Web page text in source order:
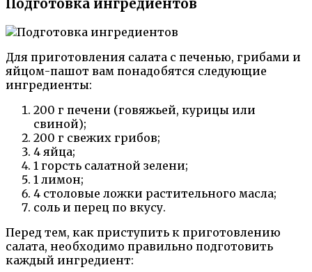
Подготовка ингредиентов
Для приготовления салата с печенью, грибами и
яйцом-пашот вам понадобятся следующие
ингредиенты:
200 г печени (говяжьей, курицы или
свиной);
200 г свежих грибов;
4 яйца;
1 горсть салатной зелени;
1 лимон;
4 столовые ложки растительного масла;
соль и перец по вкусу.
Перед тем, как приступить к приготовлению
салата, необходимо правильно подготовить
каждый ингредиент: